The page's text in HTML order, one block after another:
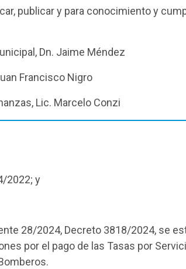
publicar y para conocimiento y
Dn. Jaime Méndez
Francisco Nigro
Lic. Marcelo Conzi
2022; y
28/2024, Decreto 3818/2024, se
por el pago de las Tasas por